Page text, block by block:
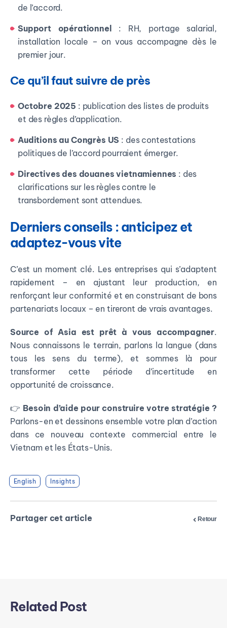
de l’accord.
Support opérationnel
: RH, portage salarial,
installation locale – on vous accompagne dès le
premier jour.
Ce qu’il faut suivre de près
Octobre 2025 : publication des listes de produits
et des règles d’application.
Auditions au Congrès US : des contestations
politiques de l’accord pourraient émerger.
Directives des douanes vietnamiennes : des
clarifications sur les règles contre le
transbordement sont attendues.
Derniers conseils : anticipez et
adaptez-vous vite
C’est un moment clé. Les entreprises qui s’adaptent
rapidement – en ajustant leur production, en
renforçant leur conformité et en construisant de bons
partenariats locaux – en tireront de vrais avantages.
Source of Asia est prêt à vous accompagner.
Nous connaissons le terrain, parlons la langue (dans
tous les sens du terme), et sommes là pour
transformer cette période d’incertitude en
opportunité de croissance.
👉 Besoin d’aide pour construire votre stratégie ?
Parlons-en et dessinons ensemble votre plan d’action
dans ce nouveau contexte commercial entre le
Vietnam et les États-Unis.
English Insights
Partager cet article Retour
Related Post